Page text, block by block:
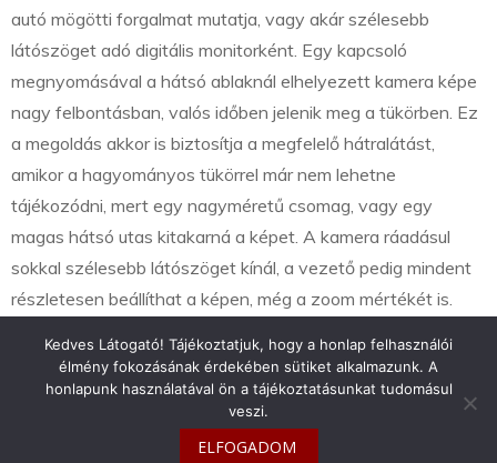
autó mögötti forgalmat mutatja, vagy akár szélesebb
látószöget adó digitális monitorként. Egy kapcsoló
megnyomásával a hátsó ablaknál elhelyezett kamera képe
nagy felbontásban, valós időben jelenik meg a tükörben. Ez
a megoldás akkor is biztosítja a megfelelő hátralátást,
amikor a hagyományos tükörrel már nem lehetne
tájékozódni, mert egy nagyméretű csomag, vagy egy
magas hátsó utas kitakarná a képet. A kamera ráadásul
sokkal szélesebb látószöget kínál, a vezető pedig mindent
részletesen beállíthat a képen, még a zoom mértékét is.
info@toyotaclub.hu
Kedves Látogató! Tájékoztatjuk, hogy a honlap felhasználói
élmény fokozásának érdekében sütiket alkalmazunk. A
honlapunk használatával ön a tájékoztatásunkat tudomásul
veszi.
ELFOGADOM